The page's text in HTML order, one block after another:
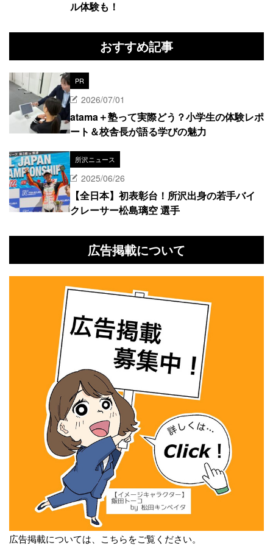
ル体験も！
おすすめ記事
PR
2026/07/01
atama＋塾って実際どう？小学生の体験レポ
ート＆校舎長が語る学びの魅力
所沢ニュース
2025/06/26
【全日本】初表彰台！所沢出身の若手バイ
クレーサー松島璃空 選手
広告掲載について
広告掲載については、こちらをご覧ください。